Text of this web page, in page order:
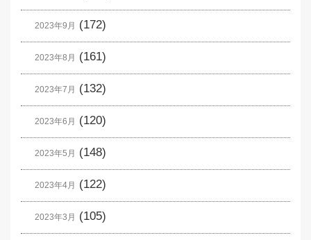
2023年9月 (172)
2023年8月 (161)
2023年7月 (132)
2023年6月 (120)
2023年5月 (148)
2023年4月 (122)
2023年3月 (105)